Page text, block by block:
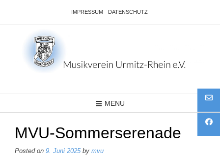
IMPRESSUM DATENSCHUTZ
MENU
MVU-Sommerserenade
Posted on 9. Juni 2025by mvu